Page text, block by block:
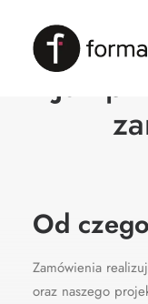
Jak
Od
Zamówienia
oraz naszego